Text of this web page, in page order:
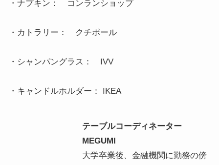
・ナプキン：　コンランショップ
・カトラリー：　クチポール
・シャンパングラス：　IVV
・キャンドルホルダー： IKEA
テーブルコーディネーター
MEGUMI
大学卒業後、金融機関に勤務の傍